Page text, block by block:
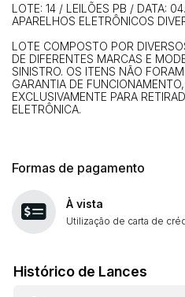
LOTE: 14 / LEILÕES PB / DATA:
APARELHOS ELETRÔNICOS
LOTE COMPOSTO POR
DE DIFERENTES MARCAS E
SINISTRO. OS ITENS NÃO
GARANTIA DE
EXCLUSIVAMENTE PARA
ELETRÔNICA.
Formas de pagamento
À vista
Utilização de carta de
Histórico de Lances